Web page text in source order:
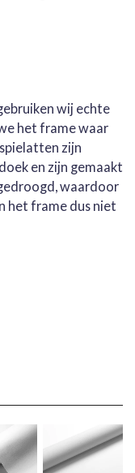
wij echte
het frame waar
zijn
en zijn gemaakt
waardoor
het frame dus niet